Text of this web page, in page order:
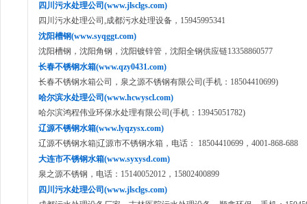
四川污水处理公司(www.jlsclgs.com)
四川污水处理公司,成都污水处理设备，15945995341
沈阳槽钢(www.syqggt.com)
沈阳槽钢，沈阳角钢，沈阳镀锌管，沈阳全钢供应链13358860577
长春不锈钢水箱(www.qzy0431.com)
长春不锈钢水箱公司，泉之源不锈钢有限公司(手机：18504410699)
哈尔滨水处理公司(www.hcwyscl.com)
哈尔滨鸿程伟业环保水处理有限公司(手机：13945051782)
辽源不锈钢水箱(www.lyqzysx.com)
辽源不锈钢水箱|辽源市不锈钢水箱，电话： 18504410699，4001-868-688
大连市不锈钢水箱(www.syxysd.com)
泉之源不锈钢，电话：15140052012，15802400899
四川污水处理公司(www.jlsclgs.com)